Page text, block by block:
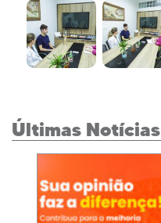
Últimas Notícias